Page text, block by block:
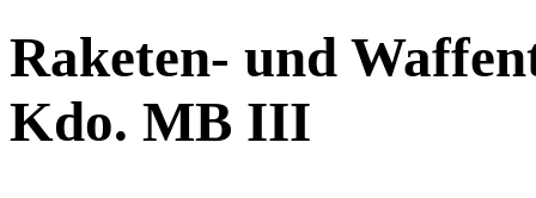
Raketen- und
Kdo. MB III